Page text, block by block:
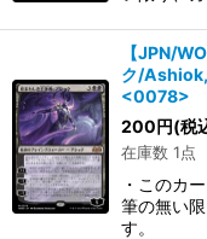
【JPN/
ク/
<0078>
200円(税
在庫数 1点
・このカ
筆の無い
す。